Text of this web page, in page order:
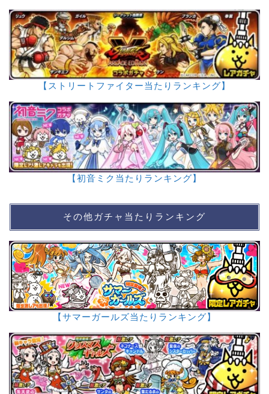
【ストリートファイター当たりランキング】
【初音ミク当たりランキング】
その他ガチャ当たりランキング
【サマーガールズ当たりランキング】